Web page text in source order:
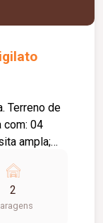
ampla;
Varanda
Espaço
2